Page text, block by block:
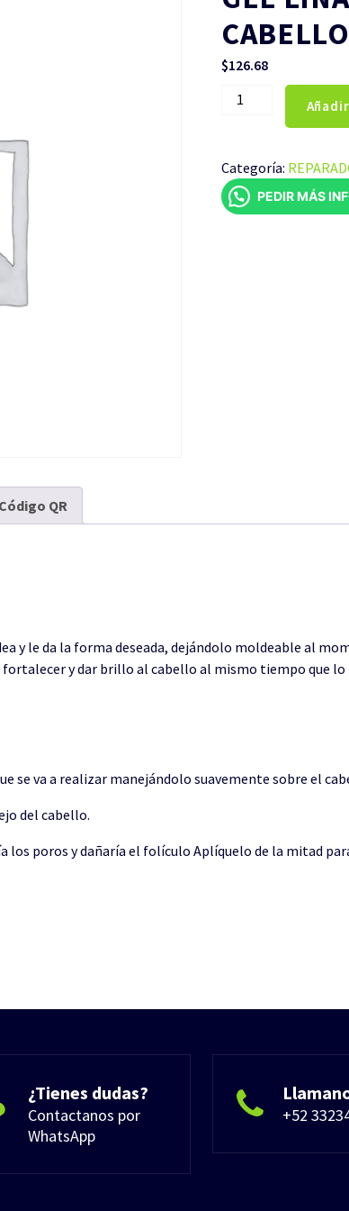
$126.68
GEL
DE
CABELLO
CUBETA
Categoría:
PEDIR MÁS
Código QR
y le da la forma deseada, dejándolo moldeable al
fortalecer y dar brillo al cabello al mismo tiempo que
se va a realizar manejándolo suavemente sobre el
del cabello.
poros y dañaría el folículo Aplíquelo de la mitad
¿Tienes dudas?
Contactanos por
WhatsApp
+52